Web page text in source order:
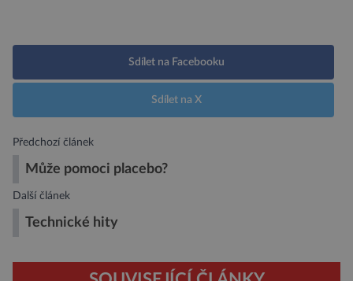
Sdílet na Facebooku
Sdílet na X
Předchozí článek
Může pomoci placebo?
Další článek
Technické hity